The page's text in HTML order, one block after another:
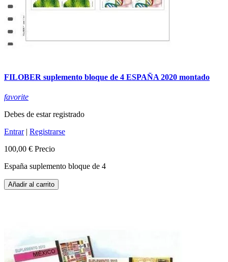
FILOBER suplemento bloque de 4 ESPAÑA 2020 montado
favorite
Debes de estar registrado
Entrar| Registrarse
100,00 € Precio
España suplemento bloque de 4
Añadir al carrito